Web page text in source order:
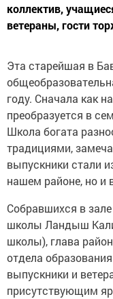
коллектив,
ветераны, гости
Эта старейшая в
году. Сначала как
преобразуется в
Школа богата
традициями,
выпускники стали
нашем районе, но и
Собравшихся в
школы Ландыш
школы), глава
отдела
выпускники и
присутствующим